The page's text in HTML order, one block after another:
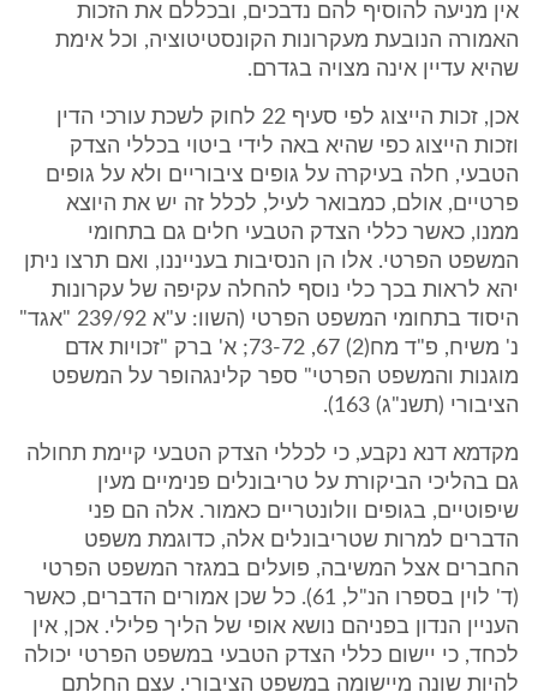
אין מניעה להוסיף להם נדבכים, ובכללם את הזכות
האמורה הנובעת מעקרונות הקונסטיטוציה, וכל אימת
שהיא עדיין אינה מצויה בגדרם.
אכן, זכות הייצוג לפי סעיף 22 לחוק לשכת עורכי הדין
וזכות הייצוג כפי שהיא באה לידי ביטוי בכללי הצדק
הטבעי, חלה בעיקרה על גופים ציבוריים ולא על גופים
פרטיים, אולם, כמבואר לעיל, לכלל זה יש את היוצא
ממנו, כאשר כללי הצדק הטבעי חלים גם בתחומי
המשפט הפרטי. אלו הן הנסיבות בענייננו, ואם תרצו ניתן
יהא לראות בכך כלי נוסף להחלה עקיפה של עקרונות
היסוד בתחומי המשפט הפרטי (השוו: ע"א 239/92 "אגד"
נ' משיח, פ"ד מח(2) 67, 73-72; א' ברק "זכויות אדם
מוגנות והמשפט הפרטי" ספר קלינגהופר על המשפט
הציבורי (תשנ"ג) 163).
מקדמא דנא נקבע, כי לכללי הצדק הטבעי קיימת תחולה
גם בהליכי הביקורת על טריבונלים פנימיים מעין
שיפוטיים, בגופים וולונטריים כאמור. אלה הם פני
הדברים למרות שטריבונלים אלה, כדוגמת משפט
החברים אצל המשיבה, פועלים במגזר המשפט הפרטי
(ד' לוין בספרו הנ"ל, 61). כל שכן אמורים הדברים, כאשר
העניין הנדון בפניהם נושא אופי של הליך פלילי. אכן, אין
לכחד, כי יישום כללי הצדק הטבעי במשפט הפרטי יכולה
להיות שונה מיישומה במשפט הציבורי. עצם החלתם